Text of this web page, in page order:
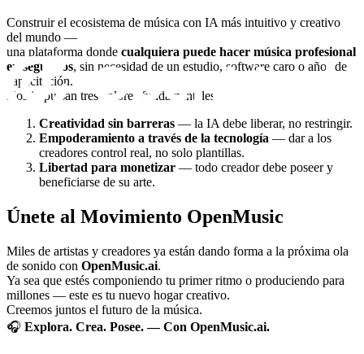
Construir el ecosistema de música con IA más intuitivo y creativo
del mundo —
una plataforma donde cualquiera puede hacer música profesional
en segundos, sin necesidad de un estudio, software caro o años de
capacitación.
Nos impulsan tres valores fundamentales:
Creatividad sin barreras — la IA debe liberar, no restringir.
Empoderamiento a través de la tecnología — dar a los
creadores control real, no solo plantillas.
Libertad para monetizar — todo creador debe poseer y
beneficiarse de su arte.
Únete al Movimiento OpenMusic
Miles de artistas y creadores ya están dando forma a la próxima ola
de sonido con OpenMusic.ai.
Ya sea que estés componiendo tu primer ritmo o produciendo para
millones — este es tu nuevo hogar creativo.
Creemos juntos el futuro de la música.
🎧 Explora. Crea. Posee. — Con OpenMusic.ai.